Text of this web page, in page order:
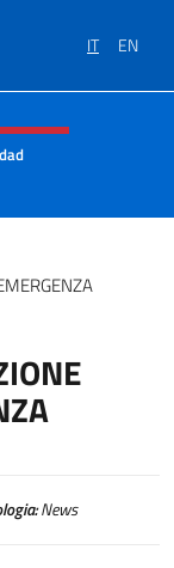
IT EN
menù
News